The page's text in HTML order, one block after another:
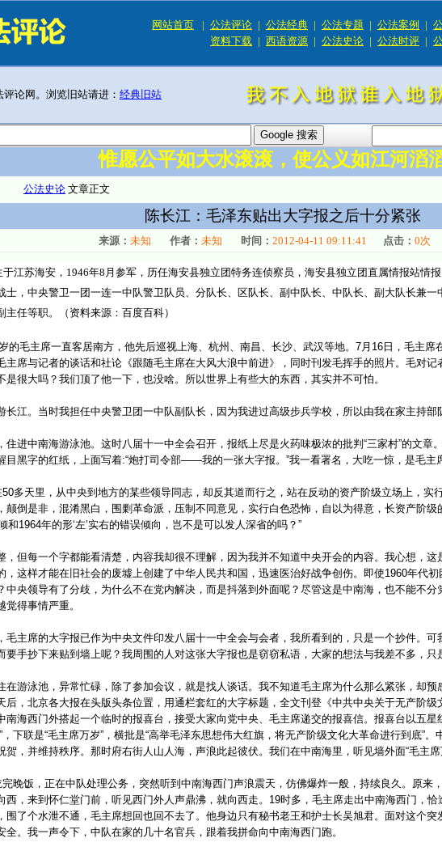
网站首页 | 公法评论 | 公法经典 | 公法专题 | 公法案例 |
资料下载 | 西语资源 | 公法史论 | 公法时评 |
论网。浏览旧站请进： 经典旧站
惟愿公平如大水滚滚，使公义如江河滔
公法史论 文章正文
陈长江：毛泽东贴出大字报之后十分紧张
来源： 未知 作者： 未知 时间： 2012-04-11 09:11:41 点击： 0次
江苏海安，1946年8月参军，历任海安县独立团特务连侦察员，海安县独立团直属情报站情
士，中央警卫一团一连一中队警卫队员、分队长、区队长、副中队长、中队长、副大队长兼
任等职。（资料来源：百度百科）
毛主席一直客居南方，他先后巡视上海、杭州、南昌、长沙、武汉等地。7月16日，毛主席
主席与记者的谈话和社论《跟随毛主席在大风大浪中前进》，同时刊发毛挥手的照片。毛对记
是很大吗？我们顶了他一下，也没啥。所以世界上有些大的东西，其实并不可怕。
。当时我担任中央警卫团一中队副队长，因为我进过高级步兵学校，所以由我在家主持部
中南海游泳池。这时八届十一中全会召开，报纸上尽是火药味极浓的批判“三家村”的文章
目黑字的红纸，上面写着:“炮打司令部——我的一张大字报。”我一看署名，大吃一惊，是毛主
天里，从中央到地方的某些领导同志，却反其道而行之，站在反动的资产阶级立场上，实
颠倒是非，混淆黑白，围剿革命派，压制不同意见，实行白色恐怖，自以为得意，长资产阶
和1964年的形‘左’实右的错误倾向，岂不是可以发人深省的吗？”
每一个字都能看清楚，内容我却很不理解，因为我并不知道中央开会的内容。我心想，这
，这样才能在旧社会的废墟上创建了中华人民共和国，迅速医治好战争创伤。即使1960年代
中央领导有了分歧，为什么不在党内解决，而是抖落到外面呢？尽管这是中南海，也不能不
得事情严重。
席的大字报已作为中央文件印发八届十一中全会与会者，我所看到的，只是一个抄件。可
要手抄下来贴到墙上呢？我周围的人对这张大字报也是窃窃私语，大家的想法与我差不多，只
泳池，异常忙碌，除了参加会议，就是找人谈话。我不知道毛主席为什么那么紧张，却预
后，北京各大报在头版头条位置，用通栏套红的大字标题，全文刊登《中共中央关于无产阶
南海西门外搭起一个临时的报喜台，接受大家向党中央、毛主席递交的报喜信。报喜台以五星
，下联是“毛主席万岁”，横批是“高举毛泽东思想伟大红旗，将无产阶级文化大革命进行到底”
贺，并维持秩序。那时府右街人山人海，声浪此起彼伏。我们在中南海里，听见墙外面“毛主席
饭，正在中队处理公务，突然听到中南海西门声浪震天，仿佛爆炸一般，持续良久。原来
西，来到怀仁堂门前，听见西门外人声鼎沸，就向西走。19时多，毛主席走出中南海西门，
围了个水泄不通，毛主席想回也回不去了。他身边只有秘书老王和护士长吴旭君。面对这个
全。我一声令下，中队在家的几十名官兵，跟着我拼命向中南海西门跑。